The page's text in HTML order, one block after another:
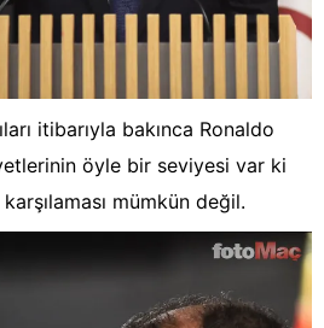
itibarıyla bakınca Ronaldo
öyle bir seviyesi var ki
mümkün değil.